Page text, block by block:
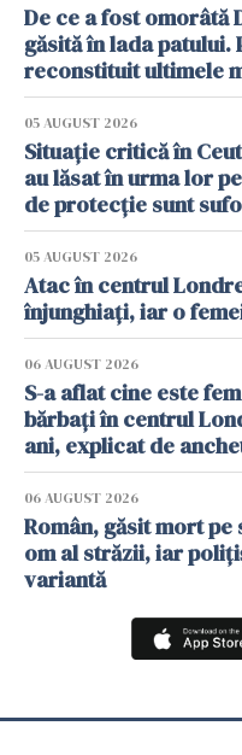
De ce a fost omorâtă
găsită în lada
reconstituit ultimele
05 AUGUST 2026
Situație critică în
au lăsat în urma lor
de protecție sunt
05 AUGUST 2026
Atac în centrul
înjunghiați, iar o
06 AUGUST 2026
S-a aflat cine este
bărbați în centrul
ani, explicat de
06 AUGUST 2026
Român, găsit mort
om al străzii, iar
variantă